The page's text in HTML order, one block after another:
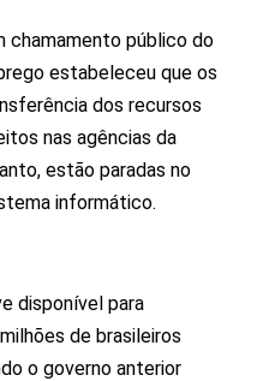
chamamento público do
estabeleceu que os
dos recursos
nas agências da
estão paradas no
informático.
disponível para
de brasileiros
o governo anterior